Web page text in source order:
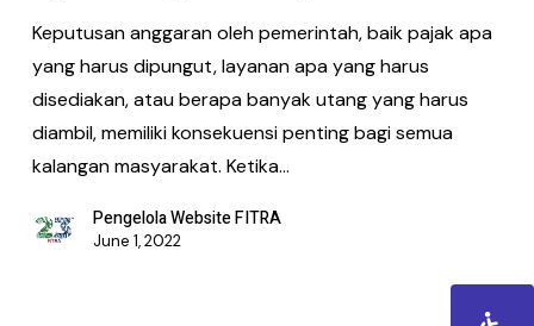
Keputusan anggaran oleh pemerintah, baik pajak apa
yang harus dipungut, layanan apa yang harus
disediakan, atau berapa banyak utang yang harus
diambil, memiliki konsekuensi penting bagi semua
kalangan masyarakat. Ketika…
Pengelola Website FITRA
June 1, 2022